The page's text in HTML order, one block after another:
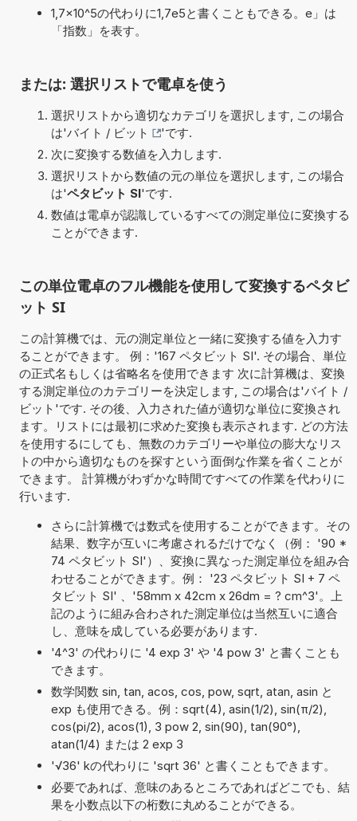
1,7×10^5の代わりに1,7e5と書くこともできる。e」は
「指数」を表す。
または: 選択リストで電卓を使う
選択リストから適切なカテゴリを選択します, この場合
は'バイト / ビット
'です.
次に変換する数値を入力します.
選択リストから数値の元の単位を選択します, この場合
は'ペタビット SI'です.
数値は電卓が認識しているすべての測定単位に変換する
ことができます.
この単位電卓のフル機能を使用して変換するペタビ
ット SI
この計算機では、元の測定単位と一緒に変換する値を入力す
ることができます。 例：'167 ペタビット SI'. その場合、単位
の正式名もしくは省略名を使用できます 次に計算機は、変換
する測定単位のカテゴリーを決定します, この場合は'バイト /
ビット'です. その後、入力された値が適切な単位に変換され
ます。リストには最初に求めた変換も表示されます. どの方法
を使用するにしても、無数のカテゴリーや単位の膨大なリス
トの中から適切なものを探すという面倒な作業を省くことが
できます。 計算機がわずかな時間ですべての作業を代わりに
行います.
さらに計算機では数式を使用することができます。その
結果、数字が互いに考慮されるだけでなく（例： '90 *
74 ペタビット SI'）、変換に異なった測定単位を組み合
わせることができます。例： '23 ペタビット SI + 7 ペ
タビット SI' 、'58mm x 42cm x 26dm = ? cm^3'。上
記のように組み合わされた測定単位は当然互いに適合
し、意味を成している必要があります.
'4^3' の代わりに '4 exp 3' や '4 pow 3' と書くことも
できます。
数学関数 sin, tan, acos, cos, pow, sqrt, atan, asin と
exp も使用できる。例：sqrt(4), asin(1/2), sin(π/2),
cos(pi/2), acos(1), 3 pow 2, sin(90), tan(90°),
atan(1/4) または 2 exp 3
'√36' kの代わりに 'sqrt 36' と書くこともできます。
必要であれば、意味のあるところであればどこでも、結
果を小数点以下の桁数に丸めることができる。